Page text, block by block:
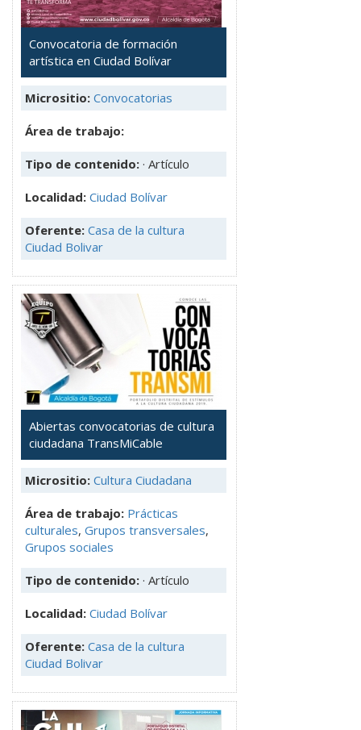
Convocatoria de formación
artística en Ciudad Bolívar
Micrositio: Convocatorias
Área de trabajo:
Tipo de contenido: · Artículo
Localidad: Ciudad Bolívar
Oferente: Casa de la cultura
Ciudad Bolivar
Abiertas convocatorias de cultura
ciudadana TransMiCable
Micrositio: Cultura Ciudadana
Área de trabajo: Prácticas
culturales, Grupos transversales,
Grupos sociales
Tipo de contenido: · Artículo
Localidad: Ciudad Bolívar
Oferente: Casa de la cultura
Ciudad Bolivar